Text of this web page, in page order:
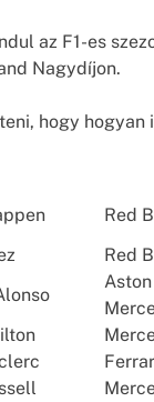
az F1-es
Nagydíjon.
hogy
Red
Red